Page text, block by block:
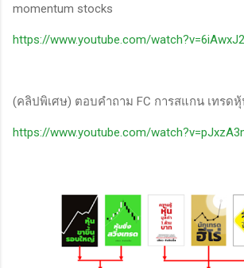
momentum stocks
https://www.youtube.com/
(คลิปพิเศษ) ตอบคำถาม FC การสแกน เทรดหุ้
https://www.youtube.com/